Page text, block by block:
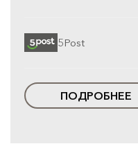
5Post
ПОДРОБНЕЕ